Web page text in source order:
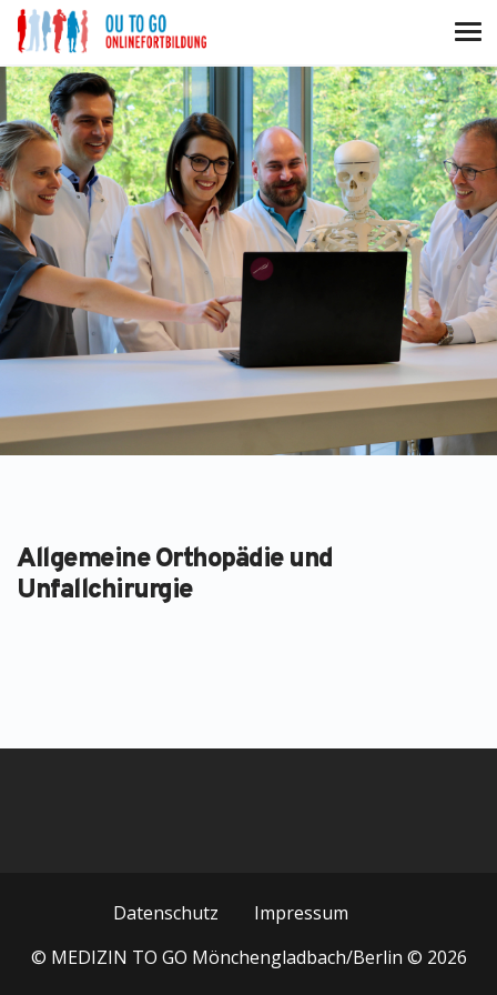
Allgemeine Orthopädie und
Unfallchirurgie
Datenschutz
Impressum
© MEDIZIN TO GO Mönchengladbach/Berlin © 2026